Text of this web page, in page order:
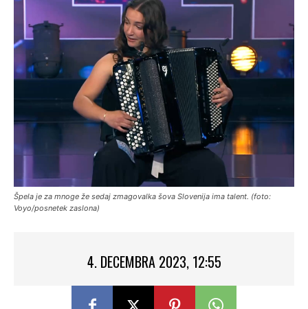
Špela je za mnoge že sedaj zmagovalka šova Slovenija ima talent. (foto:
Voyo/posnetek zaslona)
4. DECEMBRA 2023, 12:55